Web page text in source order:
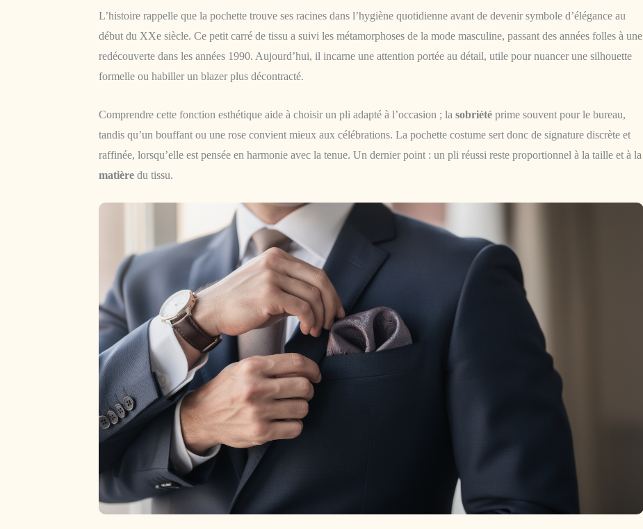
L’histoire rappelle que la pochette trouve ses racines dans l’hygiène quotidienne avant de devenir symbole d’élégance au
début du XXe siècle. Ce petit carré de tissu a suivi les métamorphoses de la mode masculine, passant des années folles à une
redécouverte dans les années 1990. Aujourd’hui, il incarne une attention portée au détail, utile pour nuancer une silhouette
formelle ou habiller un blazer plus décontracté.
Comprendre cette fonction esthétique aide à choisir un pli adapté à l’occasion ; la sobriété prime souvent pour le bureau,
tandis qu’un bouffant ou une rose convient mieux aux célébrations. La pochette costume sert donc de signature discrète et
raffinée, lorsqu’elle est pensée en harmonie avec la tenue. Un dernier point : un pli réussi reste proportionnel à la taille et à la
matière du tissu.